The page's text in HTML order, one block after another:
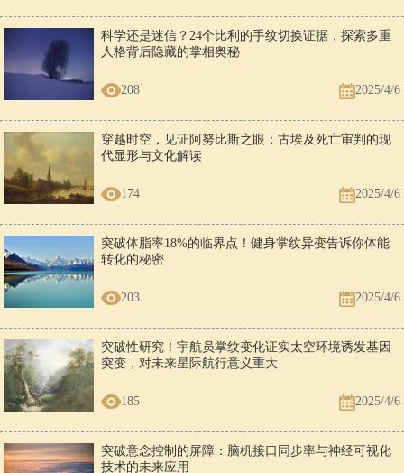
科学还是迷信？24个比利的手纹切换证据，探索多重
人格背后隐藏的掌相奥秘
208 2025/4/6
穿越时空，见证阿努比斯之眼：古埃及死亡审判的现
代显形与文化解读
174 2025/4/6
突破体脂率18%的临界点！健身掌纹异变告诉你体能
转化的秘密
203 2025/4/6
突破性研究！宇航员掌纹变化证实太空环境诱发基因
突变，对未来星际航行意义重大
185 2025/4/6
突破意念控制的屏障：脑机接口同步率与神经可视化
技术的未来应用